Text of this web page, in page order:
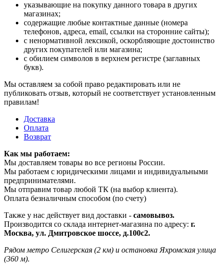
указывающие на покупку данного товара в других
магазинах;
содержащие любые контактные данные (номера
телефонов, адреса, email, ссылки на сторонние сайты);
с ненормативной лексикой, оскорбляющие достоинство
других покупателей или магазина;
с обилием символов в верхнем регистре (заглавных
букв).
Мы оставляем за собой право редактировать или не
публиковать отзыв, который не соответствует установленным
правилам!
Доставка
Оплата
Возврат
Как мы работаем:
Мы доставляем товары во все регионы России.
Мы работаем с юридическими лицами и индивидуальными
предпринимателями.
Мы отправим товар любой ТК (на выбор клиента).
Оплата безналичным способом (по счету)
Также у нас действует вид доставки - самовывоз.
Производится со склада интернет-магазина по адресу: г.
Москва, ул. Дмитровское шоссе, д.100с2.
Рядом метро Селигерская (2 км) и остановка Яхромская улица
(360 м).